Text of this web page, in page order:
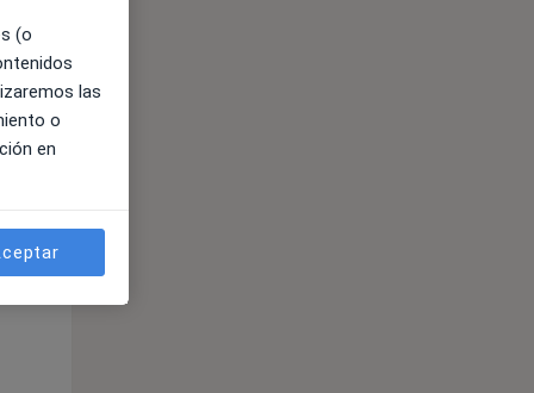
(o
las
o
en